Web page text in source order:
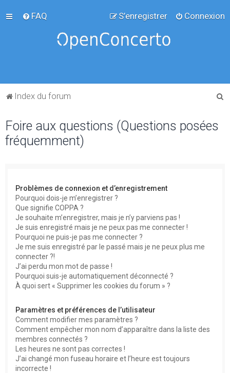
FAQ Connexion
S’enregistrer
Index du forum
Foire aux questions (Questions posées
fréquemment)
Problèmes de connexion et d’enregistrement
Pourquoi dois-je m’enregistrer ?
Que signifie COPPA ?
Je souhaite m’enregistrer, mais je n’y parviens pas !
Je suis enregistré mais je ne peux pas me connecter !
Pourquoi ne puis-je pas me connecter ?
Je me suis enregistré par le passé mais je ne peux plus me
connecter ?!
J’ai perdu mon mot de passe !
Pourquoi suis-je automatiquement déconnecté ?
À quoi sert « Supprimer les cookies du forum » ?
Paramètres et préférences de l’utilisateur
Comment modifier mes paramètres ?
Comment empêcher mon nom d’apparaître dans la liste des
membres connectés ?
Les heures ne sont pas correctes !
J’ai changé mon fuseau horaire et l’heure est toujours
incorrecte !